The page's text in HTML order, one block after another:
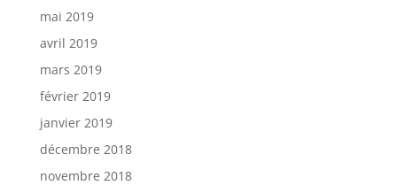
mai 2019
avril 2019
mars 2019
février 2019
janvier 2019
décembre 2018
novembre 2018